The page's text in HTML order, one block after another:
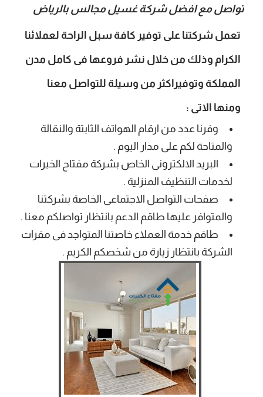
تواصل مع افضل شركة غسيل مجالس بالرياض
تعمل شركتنا على توفير كافة سبل الراحة لعملائنا
الكرام وذلك من خلال نشر فروعها فى كامل مدن
المملكة وتوفيراكثر من وسيلة للتواصل معنا
ومنها الاتى :
وفرنا عدد من ارقام الهواتف الثابتة والنقالة
والمتاحة لكم على مدار اليوم .
البريد الالكترونى الخاص بشركة مفتاح الخيرات
لخدمات التنظيف المنزلية .
صفحات التواصل الاجتماعى الخاصة بشركتنا
والمتوافر عليها طاقم الدعم بانتظار تواصلكم معنا .
طاقم خدمة العملاء خاصتنا المتواجد فى مقرات
الشركة بانتظار زيارة من شخصكم الكريم .